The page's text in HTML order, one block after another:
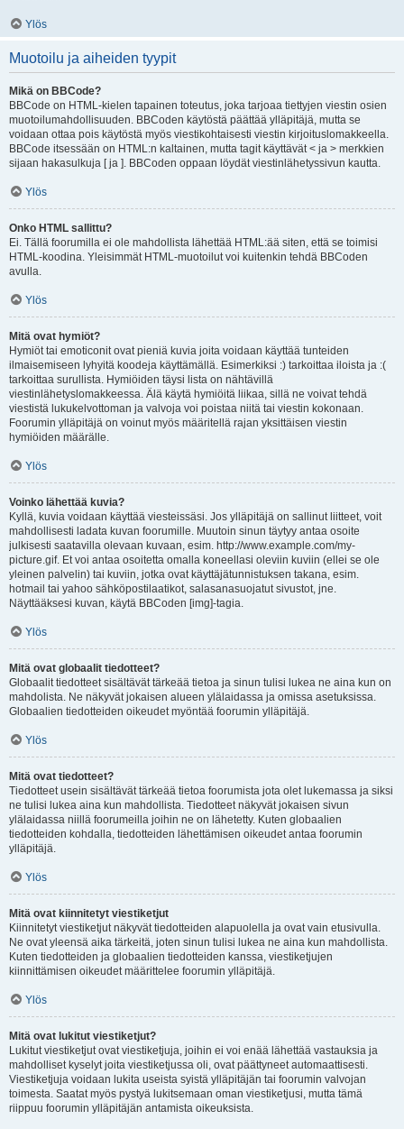
Ylös
Muotoilu ja aiheiden tyypit
Mikä on BBCode?
BBCode on HTML-kielen tapainen toteutus, joka tarjoaa tiettyjen viestin osien
muotoilumahdollisuuden. BBCoden käytöstä päättää ylläpitäjä, mutta se
voidaan ottaa pois käytöstä myös viestikohtaisesti viestin kirjoituslomakkeella.
BBCode itsessään on HTML:n kaltainen, mutta tagit käyttävät < ja > merkkien
sijaan hakasulkuja [ ja ]. BBCoden oppaan löydät viestinlähetyssivun kautta.
Ylös
Onko HTML sallittu?
Ei. Tällä foorumilla ei ole mahdollista lähettää HTML:ää siten, että se toimisi
HTML-koodina. Yleisimmät HTML-muotoilut voi kuitenkin tehdä BBCoden
avulla.
Ylös
Mitä ovat hymiöt?
Hymiöt tai emoticonit ovat pieniä kuvia joita voidaan käyttää tunteiden
ilmaisemiseen lyhyitä koodeja käyttämällä. Esimerkiksi :) tarkoittaa iloista ja :(
tarkoittaa surullista. Hymiöiden täysi lista on nähtävillä
viestinlähetyslomakkeessa. Älä käytä hymiöitä liikaa, sillä ne voivat tehdä
viestistä lukukelvottoman ja valvoja voi poistaa niitä tai viestin kokonaan.
Foorumin ylläpitäjä on voinut myös määritellä rajan yksittäisen viestin
hymiöiden määrälle.
Ylös
Voinko lähettää kuvia?
Kyllä, kuvia voidaan käyttää viesteissäsi. Jos ylläpitäjä on sallinut liitteet, voit
mahdollisesti ladata kuvan foorumille. Muutoin sinun täytyy antaa osoite
julkisesti saatavilla olevaan kuvaan, esim. http://www.example.com/my-
picture.gif. Et voi antaa osoitetta omalla koneellasi oleviin kuviin (ellei se ole
yleinen palvelin) tai kuviin, jotka ovat käyttäjätunnistuksen takana, esim.
hotmail tai yahoo sähköpostilaatikot, salasanasuojatut sivustot, jne.
Näyttääksesi kuvan, käytä BBCoden [img]-tagia.
Ylös
Mitä ovat globaalit tiedotteet?
Globaalit tiedotteet sisältävät tärkeää tietoa ja sinun tulisi lukea ne aina kun on
mahdolista. Ne näkyvät jokaisen alueen ylälaidassa ja omissa asetuksissa.
Globaalien tiedotteiden oikeudet myöntää foorumin ylläpitäjä.
Ylös
Mitä ovat tiedotteet?
Tiedotteet usein sisältävät tärkeää tietoa foorumista jota olet lukemassa ja siksi
ne tulisi lukea aina kun mahdollista. Tiedotteet näkyvät jokaisen sivun
ylälaidassa niillä foorumeilla joihin ne on lähetetty. Kuten globaalien
tiedotteiden kohdalla, tiedotteiden lähettämisen oikeudet antaa foorumin
ylläpitäjä.
Ylös
Mitä ovat kiinnitetyt viestiketjut
Kiinnitetyt viestiketjut näkyvät tiedotteiden alapuolella ja ovat vain etusivulla.
Ne ovat yleensä aika tärkeitä, joten sinun tulisi lukea ne aina kun mahdollista.
Kuten tiedotteiden ja globaalien tiedotteiden kanssa, viestiketjujen
kiinnittämisen oikeudet määrittelee foorumin ylläpitäjä.
Ylös
Mitä ovat lukitut viestiketjut?
Lukitut viestiketjut ovat viestiketjuja, joihin ei voi enää lähettää vastauksia ja
mahdolliset kyselyt joita viestiketjussa oli, ovat päättyneet automaattisesti.
Viestiketjuja voidaan lukita useista syistä ylläpitäjän tai foorumin valvojan
toimesta. Saatat myös pystyä lukitsemaan oman viestiketjusi, mutta tämä
riippuu foorumin ylläpitäjän antamista oikeuksista.